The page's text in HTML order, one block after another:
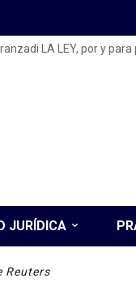
LA LEY, por y
JURÍDICA
Reuters